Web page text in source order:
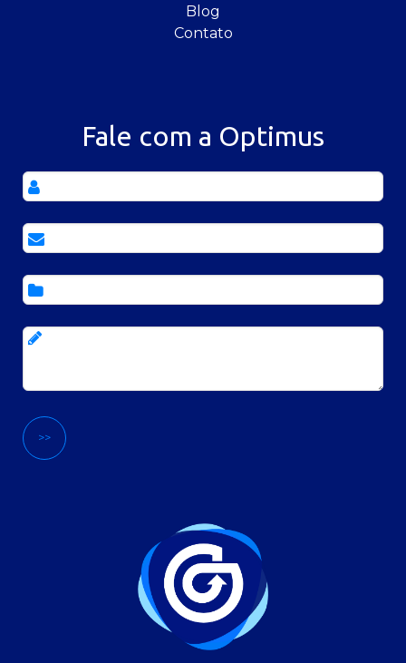
Blog
Contato
Fale com a Optimus